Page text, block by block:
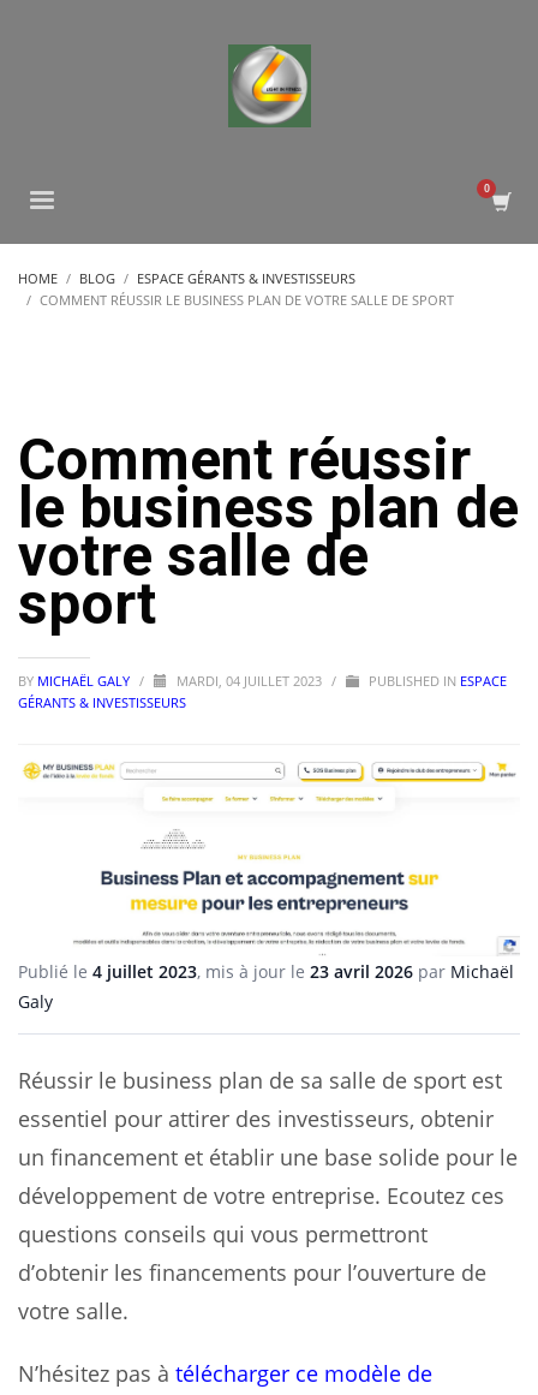
HOME BLOG
ESPACE GÉRANTS & INVESTISSEURS
COMMENT RÉUSSIR LE BUSINESS PLAN DE VOTRE SALLE DE SPORT
Comment réussir
le business plan de
votre salle de
sport
BY MICHAËL GALY / MARDI, 04 JUILLET 2023 / PUBLISHED IN ESPACE
GÉRANTS & INVESTISSEURS
Publié le 4 juillet 2023, mis à jour le 23 avril 2026 par Michaël
Galy
Réussir le business plan de sa salle de sport est
essentiel pour attirer des investisseurs, obtenir
un financement et établir une base solide pour le
développement de votre entreprise. Ecoutez ces
questions conseils qui vous permettront
d’obtenir les financements pour l’ouverture de
votre salle.
N’hésitez pas à télécharger ce modèle de